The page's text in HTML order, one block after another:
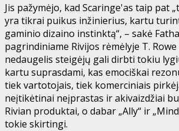
Jis pažymėjo, kad Scaringe'as taip pat
yra tikrai puikus inžinierius, kartu
gaminio dizaino instinktą“, – sakė
pagrindiniame Rivijos rėmėlyje T. Rowe
nedaugelis steigėjų gali dirbti tokiu
kartu suprasdami, kas emociškai
tiek vartotojais, tiek komerciniais
neįtikėtinai neįprastas ir akivaizdžiai
Rivian produktai, o dabar „Ally“ ir
tokie skirtingi.